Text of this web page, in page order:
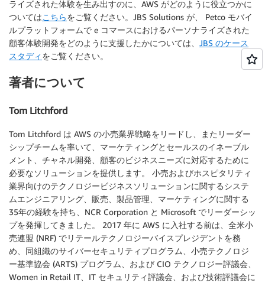
ライズされた体験を生み出すのに、AWS がどのように役立つかに
ついてはこちらをご覧ください。JBS Solutions が、 Petco モバイ
ルプラットフォームで e コマースにおけるパーソナライズされた
顧客体験開発をどのように支援したかについては、 JBS のケース
スタディ をご覧ください。
著者について
Tom Litchford
Tom Litchford は AWS の小売業界戦略をリードし、またリーダー
シップチームを率いて、マーケティングとセールスのイネーブル
メント、チャネル開発、顧客のビジネスニーズに対応するために
必要なソリューションを提供します。 小売およびホスピタリティ
業界向けのテクノロジービジネスソリューションに関するシステ
ムエンジニアリング、販売、製品管理、マーケティングに関する
35年の経験を持ち、NCR Corporation と Microsoft でリーダーシッ
プを発揮してきました。 2017 年に AWS に入社する前は、全米小
売連盟 (NRF) でリテールテクノロジーバイスプレジデントを務
め、同組織のサイバーセキュリティプログラム、小売テクノロジ
ー基準協会 (ARTS) プログラム、および CIO テクノロジー評議会、
Women in Retail IT、IT セキュリティ評議会、および技術評議会に